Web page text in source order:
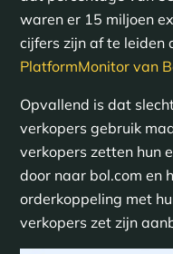
waren er 15 miljoen
cijfers zijn af te leiden
PlatformMonitor van
Opvallend is dat
verkopers gebruik
verkopers zetten hun
door naar bol.com en
orderkoppeling met
verkopers zet zijn